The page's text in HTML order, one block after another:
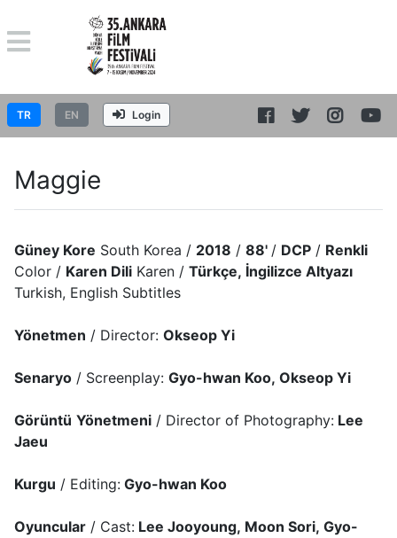
TR EN Login
Maggie
Güney Kore South Korea / 2018 / 88' / DCP / Renkli
Color / Karen Dili Karen / Türkçe, İngilizce Altyazı
Turkish, English Subtitles
Yönetmen / Director: Okseop Yi
Senaryo / Screenplay: Gyo-hwan Koo, Okseop Yi
Görüntü Yönetmeni / Director of Photography: Lee
Jaeu
Kurgu / Editing: Gyo-hwan Koo
Oyuncular / Cast: Lee Jooyoung, Moon Sori, Gyo-